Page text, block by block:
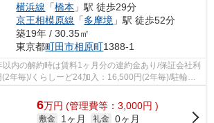
横浜線 「橋本 」駅 徒歩29分
京王相模原線 「多摩境 」駅 徒歩52分
築19年 / 30.35㎡
東京都町田市相原町1388-1
内の解約時は賃料1ヶ月分の違約金あり/保証会社利
年毎)/くらしーど24加入：16,500円(2年毎)/駐輪
バイク不可)
6万円 (管理費等：3,000円 )
敷金 1ヶ月 礼金 0ヶ月